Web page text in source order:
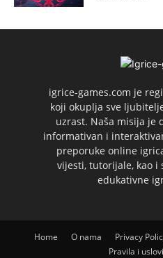
igrice-games.com je
koji okuplja sve
uzrast. Naša misija je
informativan i
preporuke online
vijesti, tutorijale, kao i
edukativne
Home O nama Privacy
Pravila i